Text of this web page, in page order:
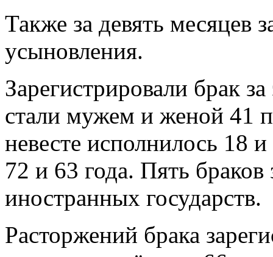
Также за девять месяцев
усыновления.
Зарегистрировали брак
стали мужем и женой 41
невесте исполнилось 18
72 и 63 года. Пять
иностранных государств.
Расторжений брака